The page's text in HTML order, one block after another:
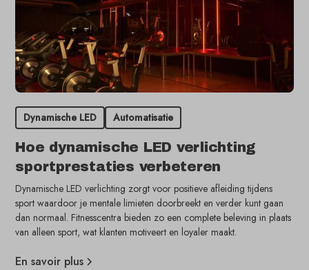
Dynamische LED Automatisatie
Hoe dynamische LED verlichting
sportprestaties verbeteren
Dynamische LED verlichting zorgt voor positieve afleiding tijdens
sport waardoor je mentale limieten doorbreekt en verder kunt gaan
dan normaal. Fitnesscentra bieden zo een complete beleving in plaats
van alleen sport, wat klanten motiveert en loyaler maakt.
En savoir plus